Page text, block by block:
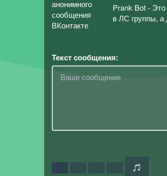
Prank Bot -
в ЛС группы, а
Текст сообщения: